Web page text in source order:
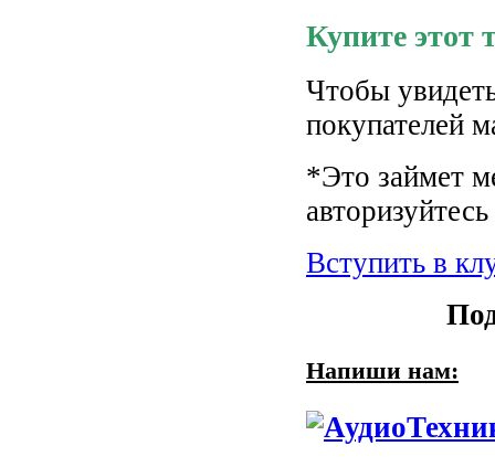
Купите этот
Чтобы
покупателей
*Это займет
Вступить в
Напиши нам: